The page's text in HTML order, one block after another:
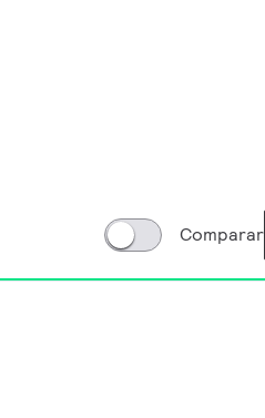
Comparar